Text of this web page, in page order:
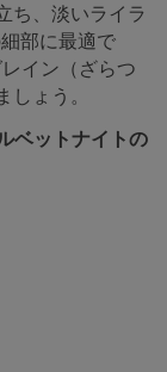
ち、淡いライラ
部に最適で
イン（ざらつ
ょう。
ベットナイトの